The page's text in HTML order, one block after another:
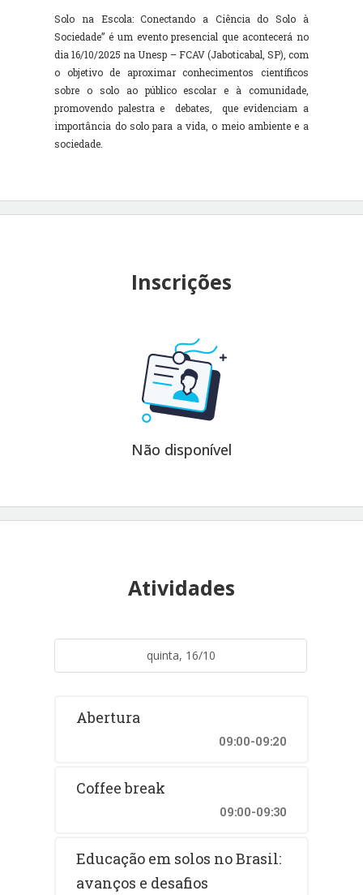
Solo na Escola: Conectando a Ciência do Solo à
Sociedade” é um evento presencial que acontecerá no
dia 16/10/2025 na Unesp – FCAV (Jaboticabal, SP), com
o objetivo de aproximar conhecimentos científicos
sobre o solo ao público escolar e à comunidade,
promovendo palestra e debates, que evidenciam a
importância do solo para a vida, o meio ambiente e a
sociedade.
Inscrições
Não disponível
Atividades
quinta, 16/10
Abertura
09:00-09:20
Coffee break
09:00-09:30
Educação em solos no Brasil:
avanços e desafios